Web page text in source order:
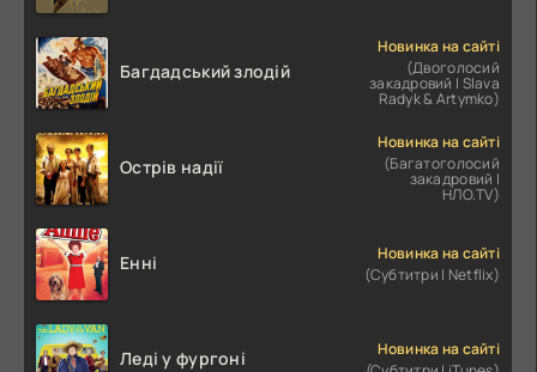
Багдадський злодій
Новинка на сайті
(Двоголосий
закадровий | Slava
Radyk & Artymko)
Острів надії
Новинка на сайті
(Багатоголосий
закадровий |
НЛО.TV)
Енні
Новинка на сайті
(Субтитри | Netflix)
Леді у фургоні
Новинка на сайті